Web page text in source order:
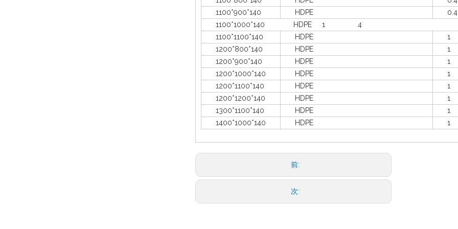
1100*900*140
HDPE 0.4
1100*1000*140 HDPE 1 4
1100*1100*140
HDPE 1
1200*800*140
HDPE 1
1200*900*140
HDPE 1
1200*1000*140
HDPE 1
1200*1100*140
HDPE 1
1200*1200*140
HDPE 1
1300*1100*140
HDPE 1
1400*1000*140
HDPE 1
前:
次: